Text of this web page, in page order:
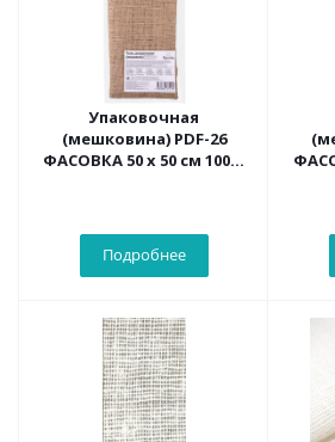
Упаковочная
(мешковина) PDF-26
ФАСОВКА 50 х 50 см 100%
Подробнее